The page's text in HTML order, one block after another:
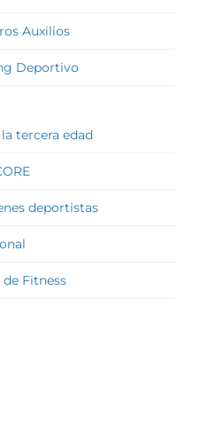
Auxilios
Deportivo
tercera edad
deportistas
Fitness